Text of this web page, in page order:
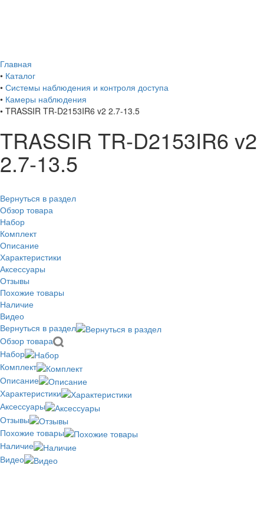
Главная
• Каталог
• Системы наблюдения и контроля доступа
• Камеры наблюдения
• TRASSIR TR-D2153IR6 v2 2.7-13.5
TRASSIR TR-D2153IR6 v2
2.7-13.5
Вернуться в раздел
Обзор товара
Набор
Комплект
Описание
Характеристики
Аксессуары
Отзывы
Похожие товары
Наличие
Видео
Вернуться в раздел
Обзор товара
Набор
Комплект
Описание
Характеристики
Аксессуары
Отзывы
Похожие товары
Наличие
Видео